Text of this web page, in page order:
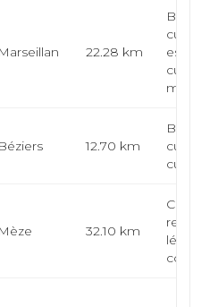
Marseillan 22.28 km
Bar à
cuisine
cuisine
Béziers 12.70 km
Mèze 32.10 km
Café-